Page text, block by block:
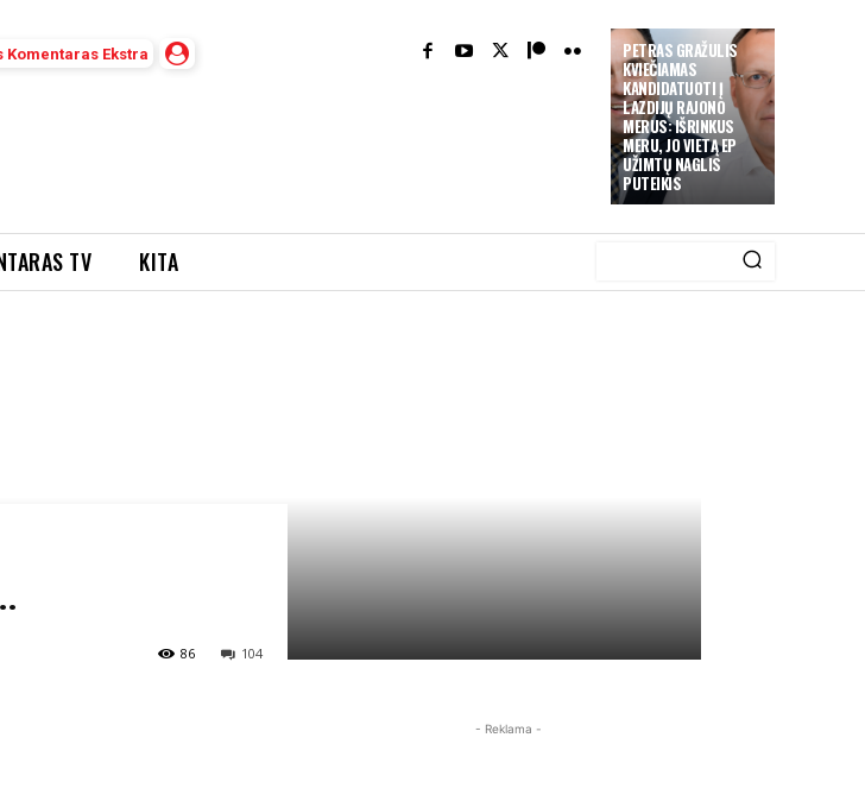
PETRAS GRAŽULIS
KVIEČIAMAS
KANDIDATUOTI Į
LAZDIJŲ RAJONO
MERUS: IŠRINKUS
MERU, JO VIETĄ EP
UŽIMTŲ NAGLIS
PUTEIKIS
Komentaras Ekstra
TV KITA
104
86
- Reklama -